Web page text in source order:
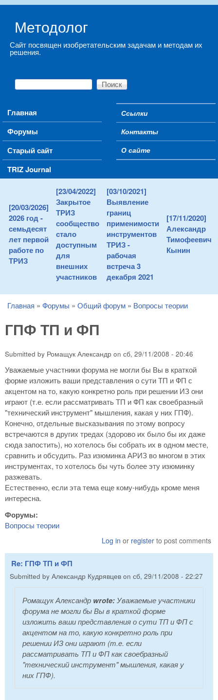
Методолог
Сайт посвящен изобретательским задачам и методам их
решения.
Форма поиска
Поиск
Main menu
Главная
Форумы
Старый сайт
TRIZ Journal
Secondary menu
Ссылки
Контакты
О сайте
[20/03/2026]
2026 год -
семьдесят
лет первой
работе по
ТРИЗ
[23/04/2022]
Закрытое
ТРИЗ
сообщество
стало
доступным
для
внешних
участников
[03/10/2021]
Выявление
границ
применимости
инструментов
ТРИЗ -
рабочая
встреча 3
декабря 2021
[17/11/2020]
Александр
Тимофеевич
Кынин
You are here
Главная » Форумы » Общий форум » Вопросы теории
ГПФ ТП и ФП
Submitted by Ромащук Александр on сб, 29/11/2008 - 20:46
Уважаемые участники форума не могли бы Вы в краткой
форме изложить ваши представления о сути ТП и ФП с
акцентом на то, какую конкретно роль при решении ИЗ они
играют (т.е. если рассматривать ТП и ФП как своебразный
"технический инструмент" мышления, какая у них ГПФ).
Конечно, отдельные высказывания по этому вопросу
встречаются в других тредах (здорово их было бы их даже
сюда запостить), но хотелось бы собрать их в одном месте,
сравнить и обсудить. Раз изюминка АРИЗ во многом в этих
инструментах, то хотелось бы чуть более эту изюминку
разжевать.
Естественно, если эта тема еще кому-нибудь кроме меня
интересна.
Форумы:
Вопросы теории
Log in or register to post comments
Re: ГПФ ТП и ФП
Submitted by Александр Кудрявцев on сб, 29/11/2008 - 22:27
Ромащук Александр wrote:Уважаемые участники
форума не могли бы Вы в краткой форме
изложить ваши представления о сути ТП и ФП с
акцентом на то, какую конкретно роль при
решении ИЗ они играют (т.е. если
рассматривать ТП и ФП как своебразный
"технический инструмент" мышления, какая у
них ГПФ).